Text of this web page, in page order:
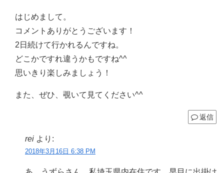
はじめまして。
コメントありがとうございます！
2日続けて行かれるんですね。
どこかですれ違うかもですね^^
思いきり楽しみましょう！
また、ぜひ、覗いて見てください^^
返信
rei より:
2018年3月16日 6:38 PM